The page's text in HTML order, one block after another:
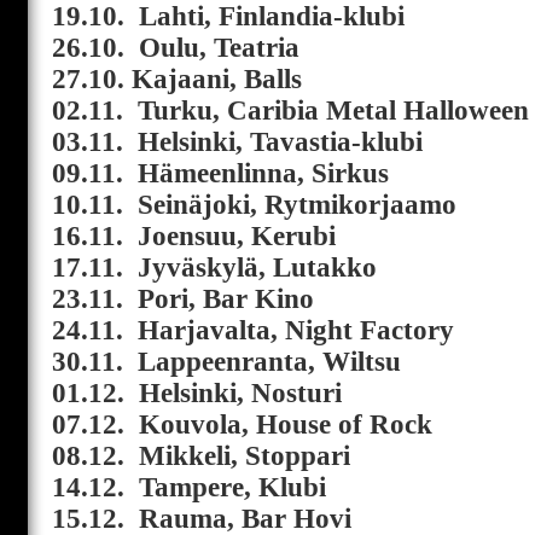
19.10. Lahti, Finlandia-klubi
26.10. Oulu, Teatria
27.10. Kajaani, Balls
02.11. Turku, Caribia Metal Halloween
03.11. Helsinki, Tavastia-klubi
09.11. Hämeenlinna, Sirkus
10.11. Seinäjoki, Rytmikorjaamo
16.11. Joensuu, Kerubi
17.11. Jyväskylä, Lutakko
23.11. Pori, Bar Kino
24.11. Harjavalta, Night Factory
30.11. Lappeenranta, Wiltsu
01.12. Helsinki, Nosturi
07.12. Kouvola, House of Rock
08.12. Mikkeli, Stoppari
14.12. Tampere, Klubi
15.12. Rauma, Bar Hovi